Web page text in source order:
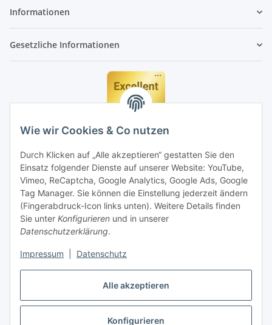
Alle akzeptieren
Konfigurieren
Wie wir Cookies & Co nutzen
Durch Klicken auf „Alle akzeptieren“ gestatten Sie den
Einsatz folgender Dienste auf unserer Website: YouTube,
Vimeo, ReCaptcha, Google Analytics, Google Ads, Google
Tag Manager. Sie können die Einstellung jederzeit ändern
(Fingerabdruck-Icon links unten). Weitere Details finden
Sie unter Konfigurieren und in unserer
Datenschutzerklärung.
Impressum Datenschutz
Informationen
Gesetzliche Informationen